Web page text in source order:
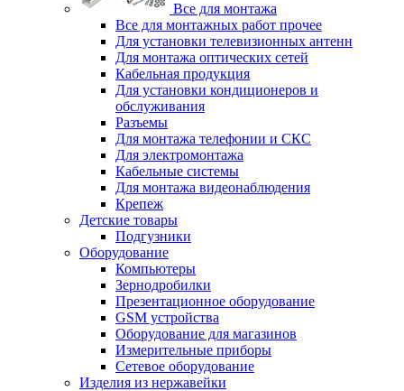
Все для монтажа
Все для монтажных работ прочее
Для установки телевизионных антенн
Для монтажа оптических сетей
Кабельная продукция
Для установки кондиционеров и
обслуживания
Разъемы
Для монтажа телефонии и СКС
Для электромонтажа
Кабельные системы
Для монтажа видеонаблюдения
Крепеж
Детские товары
Подгузники
Оборудование
Компьютеры
Зернодробилки
Презентационное оборудование
GSM устройства
Оборудование для магазинов
Измерительные приборы
Сетевое оборудование
Изделия из нержавейки